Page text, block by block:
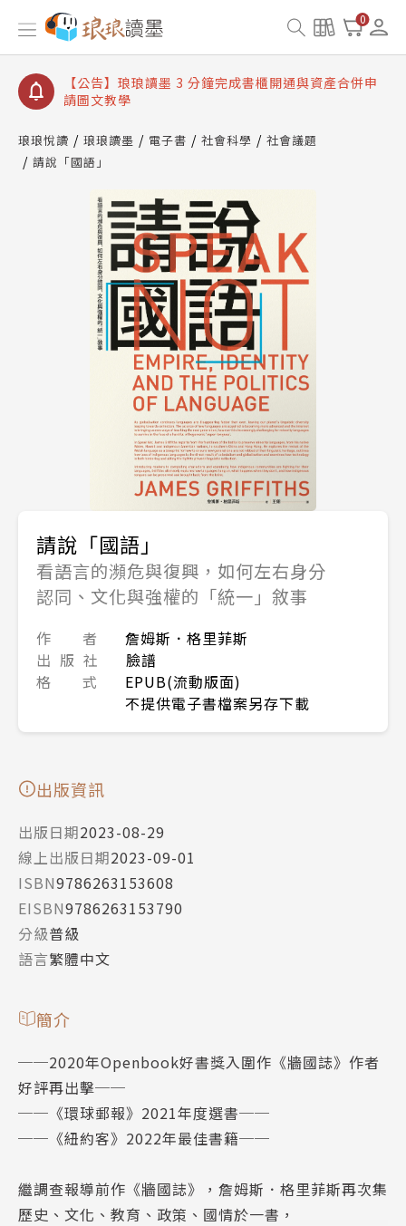
0
【公告】琅琅讀墨數位閱讀資產合併與書櫃開通申請
【公告】琅琅讀墨書櫃開通常見問題
【公告】琅琅讀墨 3 分鐘完成書櫃開通與資產合併申
請圖文教學
查詢
【公告】琅琅讀墨數位閱讀資產合併與書櫃開通申請
琅琅悅讀 琅琅讀墨 電子書 社會科學
社會議題
請說「國語」
請說「國語」
看語言的瀕危與復興，如何左右身分
認同、文化與強權的「統一」敘事
作 者
詹姆斯．格里菲斯
出 版 社
臉譜
格 式
EPUB(流動版面)
不提供電子書檔案另存下載
出版資訊
出版日期2023-08-29
線上出版日期2023-09-01
ISBN9786263153608
EISBN9786263153790
分級普級
語言繁體中文
簡介
──2020年Openbook好書獎入圍作《牆國誌》作者
好評再出擊──
──《環球郵報》2021年度選書──
──《紐約客》2022年最佳書籍──
繼調查報導前作《牆國誌》，詹姆斯．格里菲斯再次集
歷史、文化、教育、政策、國情於一書，